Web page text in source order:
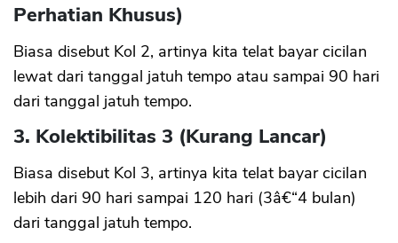
Perhatian Khusus)
Biasa disebut Kol 2, artinya kita telat bayar cicilan
lewat dari tanggal jatuh tempo atau sampai 90 hari
dari tanggal jatuh tempo.
3. Kolektibilitas 3 (Kurang Lancar)
Biasa disebut Kol 3, artinya kita telat bayar cicilan
lebih dari 90 hari sampai 120 hari (3â€“4 bulan)
dari tanggal jatuh tempo.